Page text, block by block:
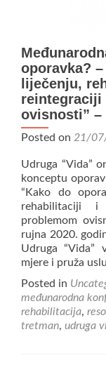
oporavka?
liječenju,
reintegraciji
ovisnosti” –
Posted on 21/
Udruga “Vida”
konceptu
“Kako do
rehabilitaciji i
problemom
rujna 2020.
Udruga “Vida”
mjere i pruža
Posted in
međunarodna
rehabilitacija,
tretman, udruga